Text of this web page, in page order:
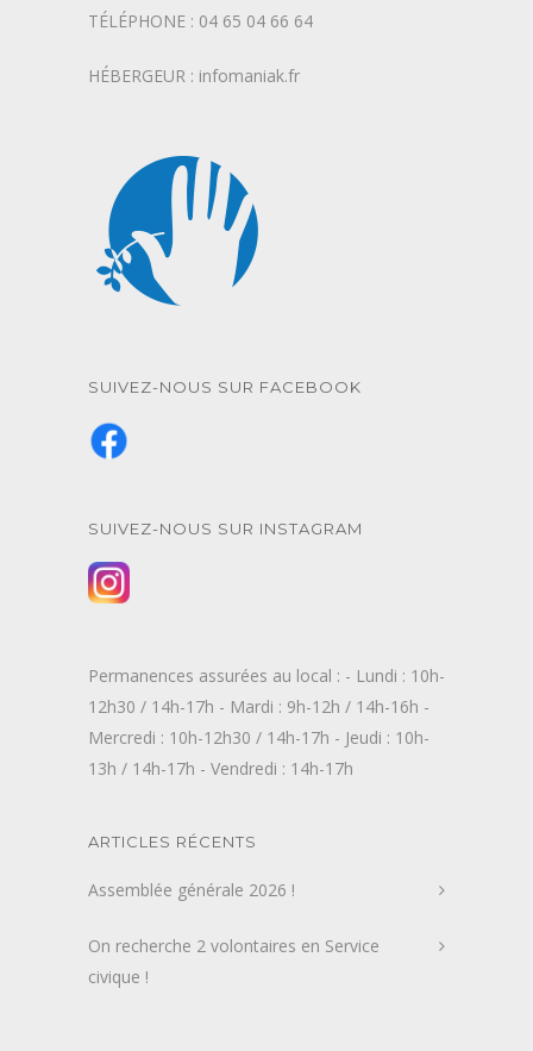
TÉLÉPHONE : 04 65 04 66 64
HÉBERGEUR : infomaniak.fr
SUIVEZ-NOUS SUR FACEBOOK
SUIVEZ-NOUS SUR INSTAGRAM
Permanences assurées au local : - Lundi : 10h-
12h30 / 14h-17h - Mardi : 9h-12h / 14h-16h -
Mercredi : 10h-12h30 / 14h-17h - Jeudi : 10h-
13h / 14h-17h - Vendredi : 14h-17h
ARTICLES RÉCENTS
Assemblée générale 2026 !
On recherche 2 volontaires en Service
civique !